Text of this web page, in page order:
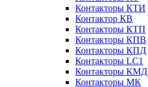
Контакторы КТИ
Контактор КВ
Контакторы КТП
Контакторы КПВ
Контакторы КПД
Контакторы LC1
Контакторы КМД
Контакторы МК